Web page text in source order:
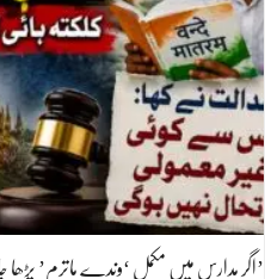
’اگر مدارس میں مکمل ‘وندے ماترم’